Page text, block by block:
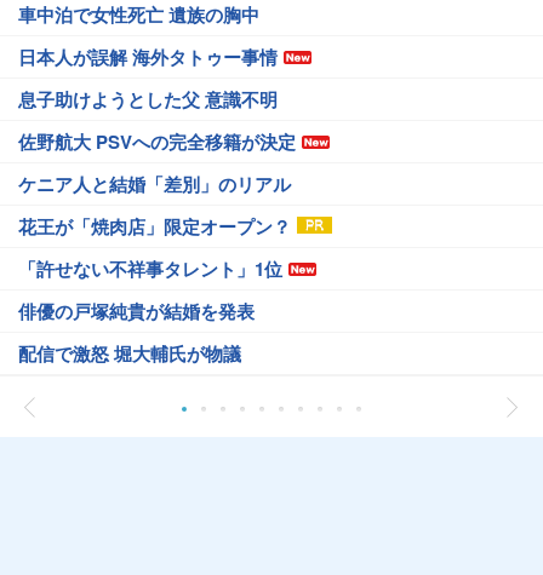
車中泊で女性死亡 遺族の胸中
日本人が誤解 海外タトゥー事情
息子助けようとした父 意識不明
佐野航大 PSVへの完全移籍が決定
ケニア人と結婚「差別」のリアル
花王が「焼肉店」限定オープン？
「許せない不祥事タレント」1位
俳優の戸塚純貴が結婚を発表
配信で激怒 堀大輔氏が物議